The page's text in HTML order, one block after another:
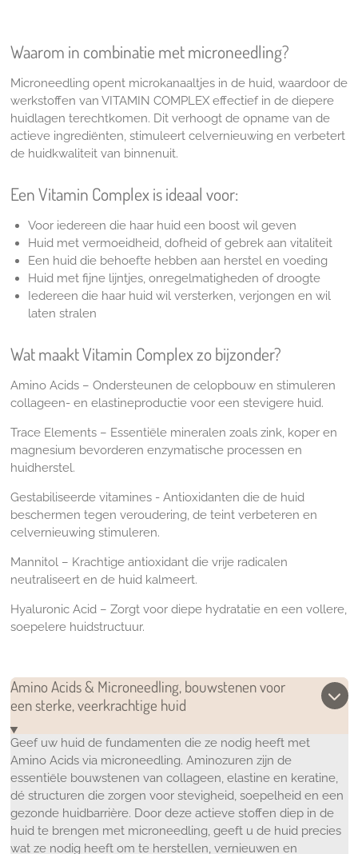
Waarom in combinatie met microneedling?
Microneedling opent microkanaaltjes in de huid, waardoor de
werkstoffen van VITAMIN COMPLEX effectief in de diepere
huidlagen terechtkomen. Dit verhoogt de opname van de
actieve ingrediënten, stimuleert celvernieuwing en verbetert
de huidkwaliteit van binnenuit.
Een Vitamin Complex is ideaal voor:
Voor iedereen die haar huid een boost wil geven
Huid met vermoeidheid, dofheid of gebrek aan vitaliteit
Een huid die behoefte hebben aan herstel en voeding
Huid met fijne lijntjes, onregelmatigheden of droogte
Iedereen die haar huid wil versterken, verjongen en wil
laten stralen
Wat maakt Vitamin Complexzo bijzonder?
Amino Acids – Ondersteunen de celopbouw en stimuleren
collageen- en elastineproductie voor een stevigere huid.
Trace Elements – Essentiële mineralen zoals zink, koper en
magnesium bevorderen enzymatische processen en
huidherstel.
Gestabiliseerde vitamines - Antioxidanten die de huid
beschermen tegen veroudering, de teint verbeteren en
celvernieuwing stimuleren.
Mannitol – Krachtige antioxidant die vrije radicalen
neutraliseert en de huid kalmeert.
Hyaluronic Acid – Zorgt voor diepe hydratatie en een vollere,
soepelere huidstructuur.
Amino Acids & Microneedling, bouwstenen voor
een sterke, veerkrachtige huid
Geef uw huid de fundamenten die ze nodig heeft met
Amino Acids via microneedling. Aminozuren zijn de
essentiële bouwstenen van collageen, elastine en keratine,
dé structuren die zorgen voor stevigheid, soepelheid en een
gezonde huidbarrière. Door deze actieve stoffen diep in de
huid te brengen met microneedling, geeft u de huid precies
wat ze nodig heeft om te herstellen, vernieuwen en